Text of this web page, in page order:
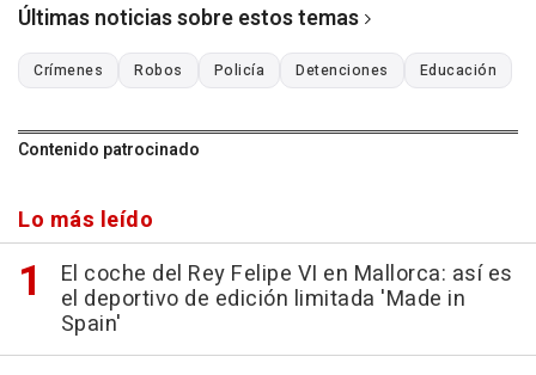
Últimas noticias sobre estos temas
Crímenes Robos Policía Detenciones Educación
Contenido patrocinado
Lo más leído
El coche del Rey Felipe VI en Mallorca: así es
el deportivo de edición limitada 'Made in
Spain'